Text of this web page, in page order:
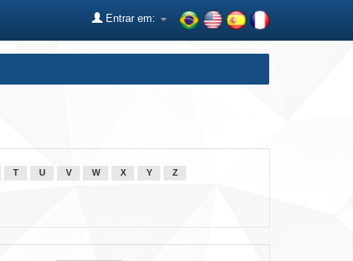
Entrar em:
T U V W X Y Z